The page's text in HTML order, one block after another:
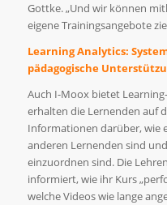
Gottke. „Und wir können
eigene Trainingsangebote
Learning Analytics:
pädagogische
Auch I-Moox bietet
erhalten die Lernenden auf
Informationen darüber, wie
anderen Lernenden sind
einzuordnen sind. Die
informiert, wie ihr Kurs
welche Videos wie lange